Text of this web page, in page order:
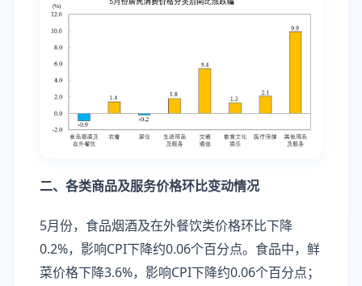
二、各类商品及服务价格环比变动情况
5月份，食品烟酒及在外餐饮类价格环比下降
0.2%，影响CPI下降约0.06个百分点。食品中，鲜
菜价格下降3.6%，影响CPI下降约0.06个百分点；